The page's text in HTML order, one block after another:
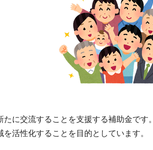
に交流することを支援する補助金です。
活性化することを目的としています。